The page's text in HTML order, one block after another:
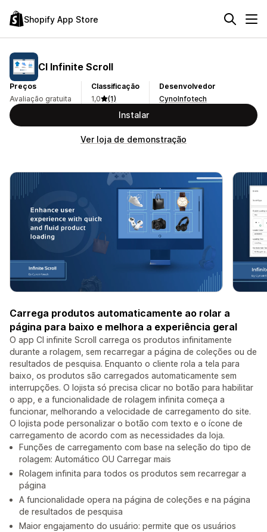
Shopify App Store
CI Infinite Scroll
Preços
Avaliação gratuita
Classificação
1,0
(1)
Desenvolvedor
CynoInfotech
Instalar
Ver loja de demonstração
Carrega produtos automaticamente ao rolar a
página para baixo e melhora a experiência geral
O app CI infinite Scroll carrega os produtos infinitamente
durante a rolagem, sem recarregar a página de coleções ou de
resultados de pesquisa. Enquanto o cliente rola a tela para
baixo, os produtos são carregados automaticamente sem
interrupções. O lojista só precisa clicar no botão para habilitar
o app, e a funcionalidade de rolagem infinita começa a
funcionar, melhorando a velocidade de carregamento do site.
O lojista pode personalizar o botão com texto e o ícone de
carregamento de acordo com as necessidades da loja.
Funções de carregamento com base na seleção do tipo de
rolagem: Automático OU Carregar mais
Rolagem infinita para todos os produtos sem recarregar a
página
A funcionalidade opera na página de coleções e na página
de resultados de pesquisa
Maior engajamento do usuário: permite que os usuários